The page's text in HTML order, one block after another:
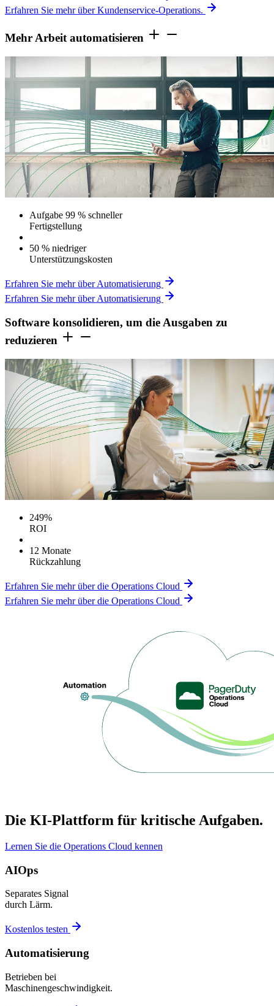
Erfahren Sie mehr über Kundenservice-Operations.
Mehr Arbeit automatisieren
Aufgabe 99 % schneller
Fertigstellung
50 % niedriger
Unterstützungskosten
Erfahren Sie mehr über Automatisierung
Erfahren Sie mehr über Automatisierung
Software konsolidieren, um die Ausgaben zu
reduzieren
249%
ROI
12 Monate
Rückzahlung
Erfahren Sie mehr über die Operations Cloud
Erfahren Sie mehr über die Operations Cloud
Die KI-Plattform für kritische Aufgaben.
Lernen Sie die Operations Cloud kennen
AIOps
Separates Signal
durch Lärm.
Kostenlos testen
Automatisierung
Betrieben bei
Maschinengeschwindigkeit.